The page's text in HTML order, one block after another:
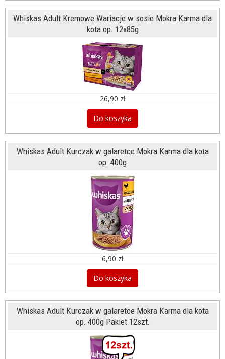
Whiskas Adult Kremowe Wariacje w sosie Mokra Karma dla
kota op. 12x85g
26,90 zł
Do koszyka
Whiskas Adult Kurczak w galaretce Mokra Karma dla kota
op. 400g
6,90 zł
Do koszyka
Whiskas Adult Kurczak w galaretce Mokra Karma dla kota
op. 400g Pakiet 12szt.